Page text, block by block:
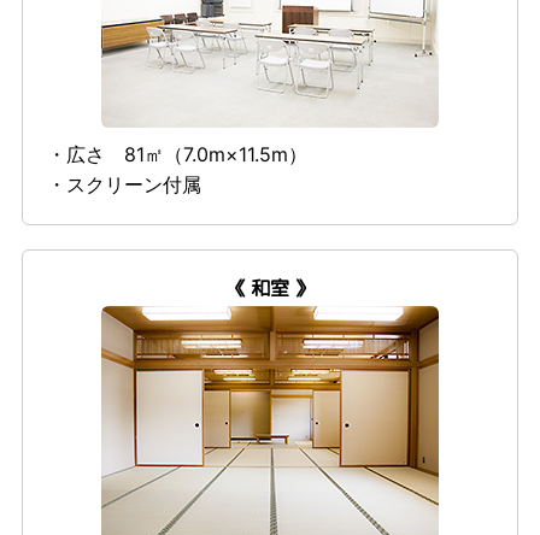
・広さ 81㎡（7.0m×11.5m）
・スクリーン付属
《 和室 》